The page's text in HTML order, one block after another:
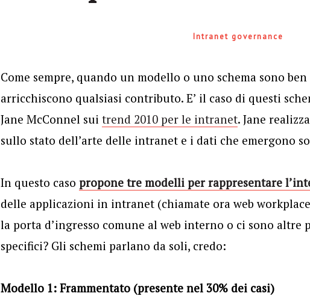
Intranet governance
Come sempre, quando un modello o uno schema sono
arricchiscono qualsiasi contributo. E’ il caso di questi
Jane McConnel sui trend 2010 per le intranet. Jane
sullo stato dell’arte delle intranet e i dati che emergono
In questo caso propone tre modelli per rappresentare
delle applicazioni in intranet (chiamate ora web
la porta d’ingresso comune al web interno o ci sono
specifici? Gli schemi parlano da soli, credo:
Modello 1: Frammentato (presente nel 30% dei casi)